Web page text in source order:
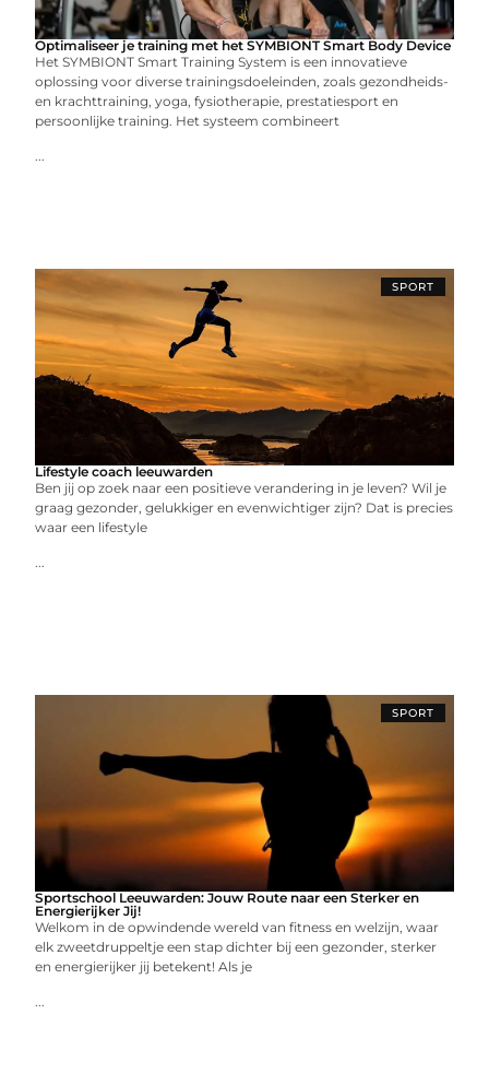
Optimaliseer je training met het SYMBIONT Smart Body Device
Het SYMBIONT Smart Training System is een innovatieve
oplossing voor diverse trainingsdoeleinden, zoals gezondheids-
en krachttraining, yoga, fysiotherapie, prestatiesport en
persoonlijke training. Het systeem combineert
...
SPORT
Lifestyle coach leeuwarden
Ben jij op zoek naar een positieve verandering in je leven? Wil je
graag gezonder, gelukkiger en evenwichtiger zijn? Dat is precies
waar een lifestyle
...
SPORT
Sportschool Leeuwarden: Jouw Route naar een Sterker en
Energierijker Jij!
Welkom in de opwindende wereld van fitness en welzijn, waar
elk zweetdruppeltje een stap dichter bij een gezonder, sterker
en energierijker jij betekent! Als je
...